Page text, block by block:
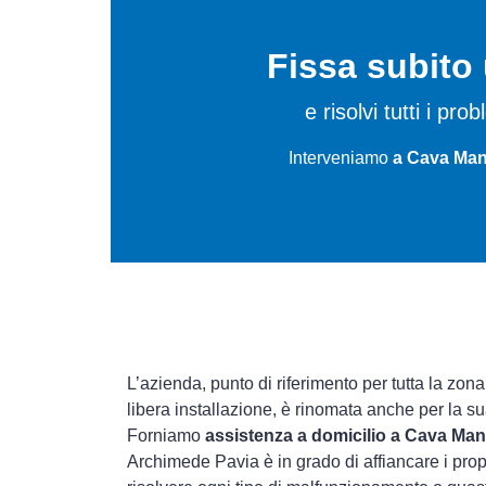
Fissa subito
e risolvi tutti i
Interveniamo a Cava
L’azienda, punto di riferimento per tutta la
libera installazione, è rinomata anche per la
Forniamo assistenza a domicilio a Cava
Archimede Pavia è in grado di affiancare i